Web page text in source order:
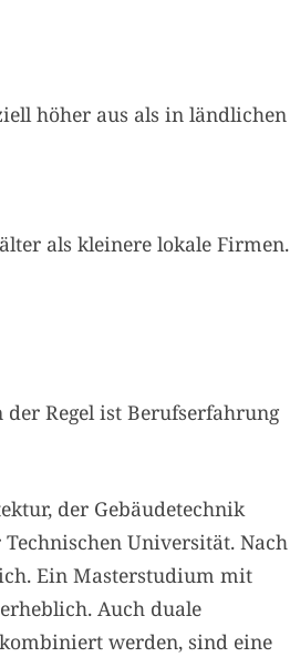
höher aus als in ländlichen
als kleinere lokale Firmen.
Regel ist Berufserfahrung
der Gebäudetechnik
Universität. Nach
Ein Masterstudium mit
Auch duale
werden, sind eine